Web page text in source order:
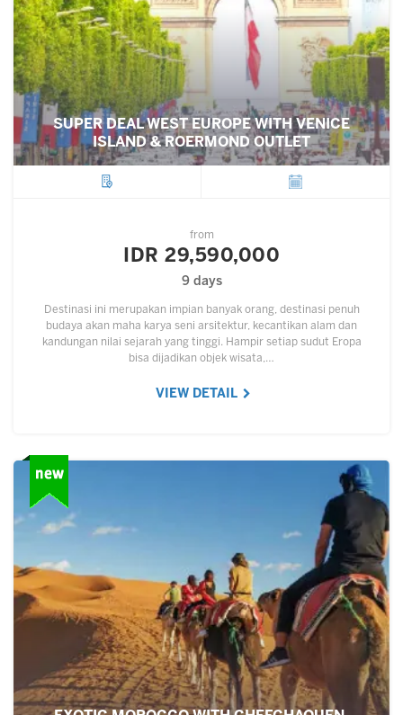
SUPER DEAL WEST EUROPE WITH VENICE
ISLAND & ROERMOND OUTLET
from
IDR 29,590,000
9 days
Destinasi ini merupakan impian banyak orang, destinasi penuh
budaya akan maha karya seni arsitektur, kecantikan alam dan
kandungan nilai sejarah yang tinggi. Hampir setiap sudut Eropa
bisa dijadikan objek wisata,…
VIEW DETAIL